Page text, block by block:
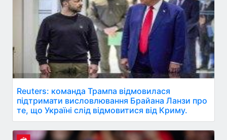
Reuters: команда Трампа відмовилася
підтримати висловлювання Брайана Ланзи про
те, що Україні слід відмовитися від Криму.